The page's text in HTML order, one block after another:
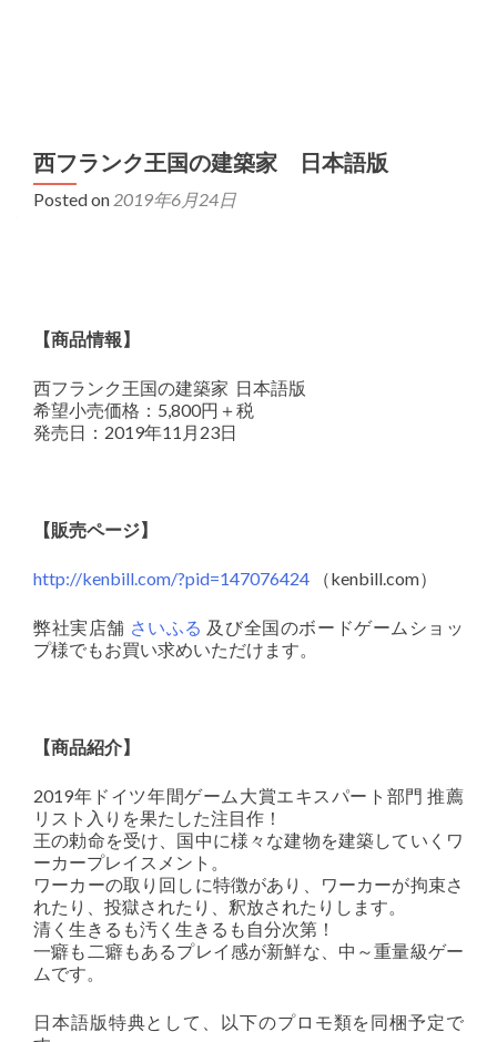
西フランク王国の建築家 日本語版
Posted on 2019年6月24日
【商品情報】
西フランク王国の建築家 日本語版
希望小売価格：5,800円＋税
発売日：2019年11月23日
【販売ページ】
http://kenbill.com/?pid=147076424 （kenbill.com）
弊社実店舗 さいふる 及び全国のボードゲームショッ
プ様でもお買い求めいただけます。
【商品紹介】
2019年ドイツ年間ゲーム大賞エキスパート部門 推薦
リスト入りを果たした注目作！
王の勅命を受け、国中に様々な建物を建築していくワ
ーカープレイスメント。
ワーカーの取り回しに特徴があり、ワーカーが拘束さ
れたり、投獄されたり、釈放されたりします。
清く生きるも汚く生きるも自分次第！
一癖も二癖もあるプレイ感が新鮮な、中～重量級ゲー
ムです。
日本語版特典として、以下のプロモ類を同梱予定で